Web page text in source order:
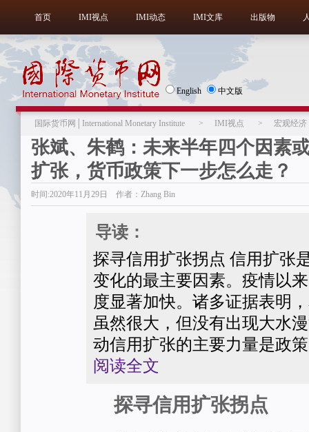
首页 IMI视点 IMI动态 IMI文库 出版物
English 中文版
国际货币网│International Monetary Institute > IMI视点 > 宏观经济
张斌、朱鹤：未来半年四个因素
扩张，货币政策下一步怎么走？
时间:2020年11月29日 作者：Zhang Bin
导读：
探寻信用扩张拐点 信用扩张
变化的最主要因素。疫情以
度显著加快。诸多证据表明
虽然很大，但没有出现大水
动信用扩张的主要力量是政
阅读全文
探寻信用扩张拐点